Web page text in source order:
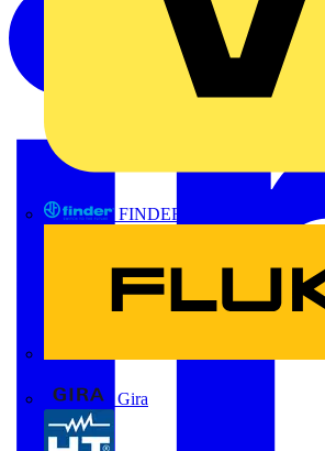
FINDER
Gira